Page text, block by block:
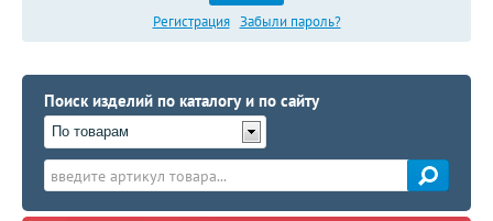
Регистрация Забыли пароль?
Поиск изделий по каталогу и по сайту
По товарам